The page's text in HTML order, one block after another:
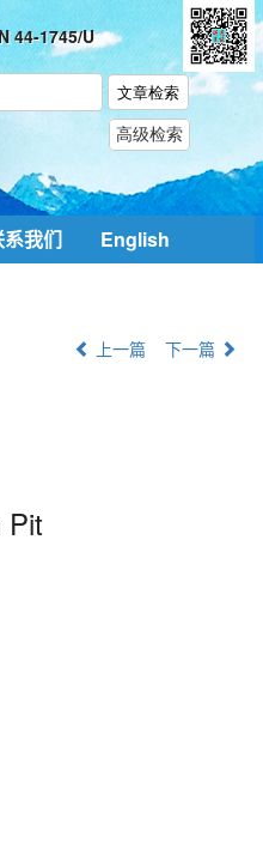
44-1745/U
系我们 English
上一篇 下一篇
Pit